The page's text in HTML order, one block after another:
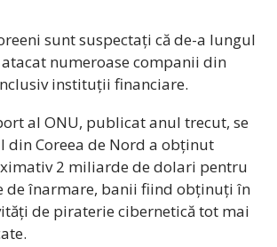
sunt suspectați că de-a lungul
numeroase companii din
instituții financiare.
al ONU, publicat anul trecut, se
din Coreea de Nord a obținut
2 miliarde de dolari pentru
de înarmare, banii fiind obținuți în
de piraterie cibernetică tot mai